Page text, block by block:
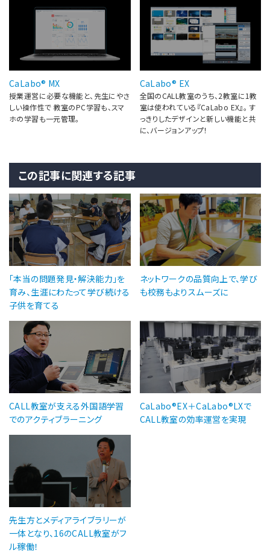
CaLabo® MX
授業運営に必要な機能と、先生にやさ
しい操作性で 教室のPC学習も、スマ
ホの学習も一元管理。
CaLabo® EX
全国のCALL教室のうち、2教室に1教
室は使われている『CaLabo EX』。 す
っきりしたデザインと新しい機能と共
に、バージョンアップ！
この記事に関連する記事
「本当の問題発見・解決能力」を
育み、生涯にわたって学び続ける
子供を育てる
ネットワークの品質向上で、学び
も校務もよりスムーズに
CALL教室が支える外国語学習
でのアクティブラーニング
CaLabo®EX＋CaLabo®LXで
CALL教室の効率運営を実現
先生方とメディアライブラリーが
一体となり、16のCALL教室がフ
ル稼働！